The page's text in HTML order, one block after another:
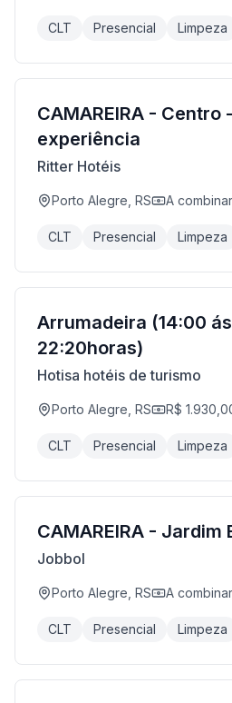
CLT Presencial Limpeza
CAMAREIRA - Centro
experiência
Ritter Hotéis
Porto Alegre, RS A combinar
CLT Presencial Limpeza
Arrumadeira (14:00 ás
22:20horas)
Hotisa hotéis de turismo
Porto Alegre, RS R$
CLT Presencial Limpeza
CAMAREIRA - Jardim
Jobbol
Porto Alegre, RS A combinar
CLT Presencial Limpeza